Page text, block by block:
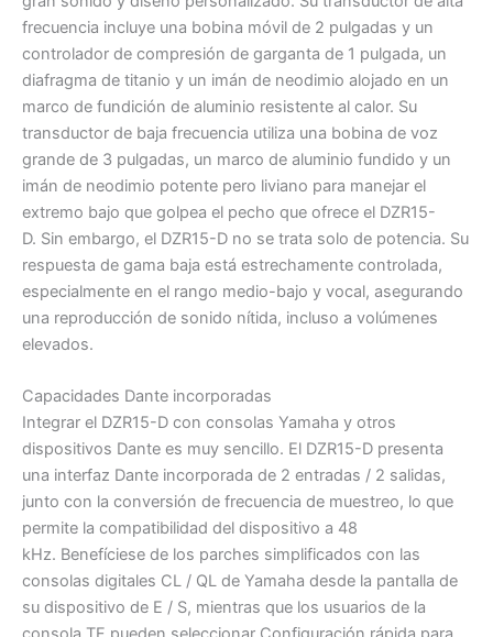
frecuencia incluye una bobina móvil de 2 pulgadas y un
controlador de compresión de garganta de 1 pulgada, un
diafragma de titanio y un imán de neodimio alojado en un
marco de fundición de aluminio resistente al calor. Su
transductor de baja frecuencia utiliza una bobina de voz
grande de 3 pulgadas, un marco de aluminio fundido y un
imán de neodimio potente pero liviano para manejar el
extremo bajo que golpea el pecho que ofrece el DZR15-
D. Sin embargo, el DZR15-D no se trata solo de potencia. Su
respuesta de gama baja está estrechamente controlada,
especialmente en el rango medio-bajo y vocal, asegurando
una reproducción de sonido nítida, incluso a volúmenes
elevados.
Capacidades Dante incorporadas
Integrar el DZR15-D con consolas Yamaha y otros
dispositivos Dante es muy sencillo. El DZR15-D presenta
una interfaz Dante incorporada de 2 entradas / 2 salidas,
junto con la conversión de frecuencia de muestreo, lo que
permite la compatibilidad del dispositivo a 48
kHz. Benefíciese de los parches simplificados con las
consolas digitales CL / QL de Yamaha desde la pantalla de
su dispositivo de E / S, mientras que los usuarios de la